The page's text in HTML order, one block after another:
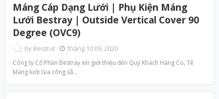
Máng Cáp Dạng Lưới | Phụ Kiện Máng
Lưới Bestray | Outside Vertical Cover 90
Degree (OVC9)
by Bestrut tháng 10 09, 2020
Công ty Cổ Phần Bestray xin giới thiệu đến Quý Khách Hàng Co, Tê
Máng lưới Gia công sẵ…